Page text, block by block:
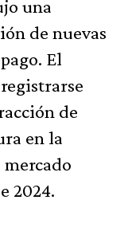
una
de nuevas
El
de
en la
2024.